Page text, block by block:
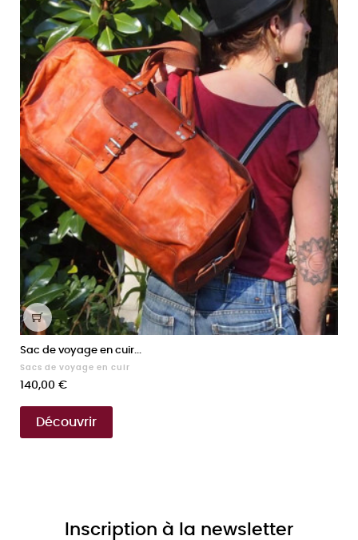
Sac de voyage en cuir...
Sacs de voyage en cuir
Prix
140,00 €
Découvrir
Inscription à la newsletter